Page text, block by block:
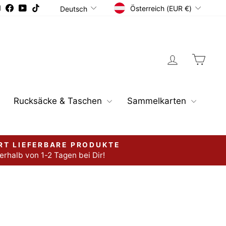
Instagram
Facebook
YouTube
TikTokSprache
Deutsch Währung
Österreich (EUR €)
Einloggen
Rucksäcke & Taschen Sammelkarten
LIEFERBARE PRODUKTE
von 1-2 Tagen bei Dir!